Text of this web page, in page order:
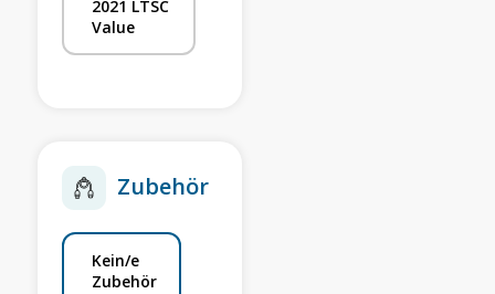
2021 LTSC
Value
Zubehör
Kein/e
Zubehör